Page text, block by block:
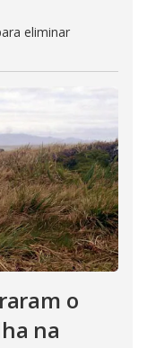
eliminar
o
na